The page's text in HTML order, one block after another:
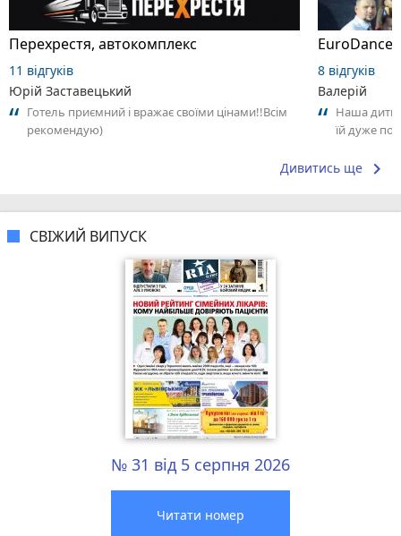
Перехрестя, автокомплекс
11 відгуків
Юрій Заставецький
Готель приємний і вражає своїми цінами!!Всім
рекомендую)
EuroDance,
8 відгуків
Валерій
Наша
їй дуже
Дивитись ще keyboard_arrow_right
СВІЖИЙ ВИПУСК
№ 31 від 5 серпня 2026
Читати номер